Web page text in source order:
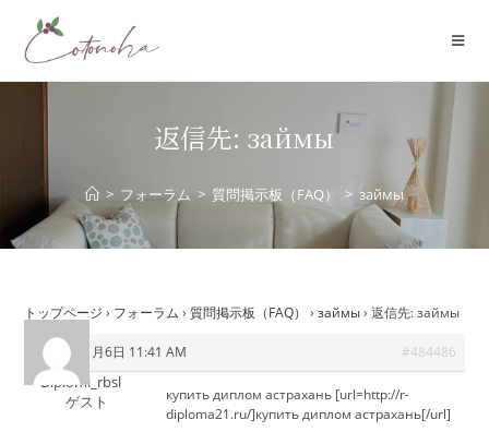
返信先: займы
> フォーラム > 質問掲示板（FAQ） > займы
トップページ › フォーラム › 質問掲示板（FAQ） › займы › 返信先: займы
2025年11月6日 11:41 AM #484486
Diplomi_rbsl
ゲスト
купить диплом астрахань [url=http://r-
diploma21.ru/]купить диплом астрахань[/url]